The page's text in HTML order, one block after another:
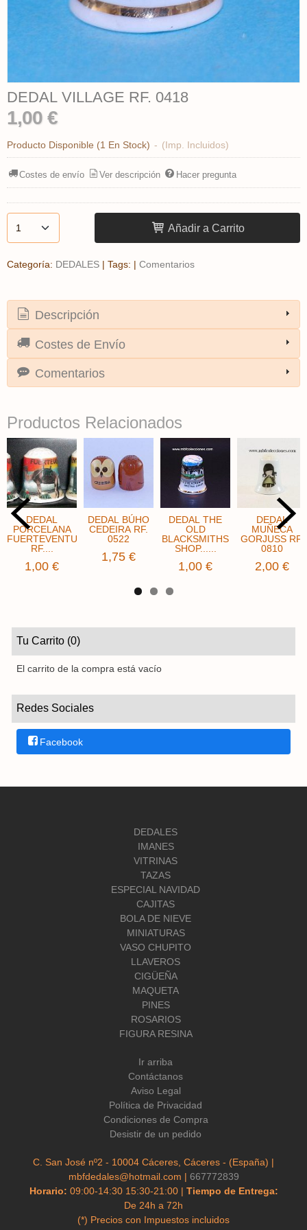
Tu Carrito (0)
El carrito de la compra está vacío
Redes Sociales
Facebook
DEDAL VILLAGE RF. 0418
1,00 €
Producto Disponible (1 En Stock) - (Imp. Incluidos)
Costes de envío Ver descripción Hacer pregunta
Añadir a Carrito
Categoría: DEDALES | Tags: | Comentarios
Descripción
Costes de Envío
Comentarios
Productos Relacionados
DEDAL
PORCELANA
FUERTEVENTURA
RF....
1,00 €
DEDAL BÚHO
CEDEIRA RF.
0522
1,75 €
DEDAL THE
OLD
BLACKSMITHS
SHOP......
1,00 €
DEDAL
MUÑECA
GORJUSS RF.
0810
2,00 €
DEDALES
IMANES
VITRINAS
TAZAS
ESPECIAL NAVIDAD
CAJITAS
BOLA DE NIEVE
MINIATURAS
VASO CHUPITO
LLAVEROS
CIGÜEÑA
MAQUETA
PINES
ROSARIOS
FIGURA RESINA
Ir arriba
Contáctanos
Aviso Legal
Política de Privacidad
Condiciones de Compra
Desistir de un pedido
C. San José nº2 - 10004 Cáceres, Cáceres - (España) |
mbfdedales@hotmail.com | 667772839
Horario: 09:00-14:30 15:30-21:00 | Tiempo de Entrega:
De 24h a 72h
(*) Precios con Impuestos incluidos